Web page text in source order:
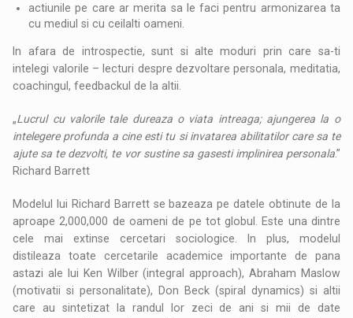
actiunile pe care ar merita sa le faci pentru armonizarea ta
cu mediul si cu ceilalti oameni.
In afara de introspectie, sunt si alte moduri prin care sa-ti
intelegi valorile – lecturi despre dezvoltare personala, meditatia,
coachingul, feedbackul de la altii.
„Lucrul cu valorile tale dureaza o viata intreaga; ajungerea la o
intelegere profunda a cine esti tu si invatarea abilitatilor care sa te
ajute sa te dezvolti, te vor sustine sa gasesti implinirea personala.”
Richard Barrett
Modelul lui Richard Barrett se bazeaza pe datele obtinute de la
aproape 2,000,000 de oameni de pe tot globul. Este una dintre
cele mai extinse cercetari sociologice. In plus, modelul
distileaza toate cercetarile academice importante de pana
astazi ale lui Ken Wilber (integral approach), Abraham Maslow
(motivatii si personalitate), Don Beck (spiral dynamics) si altii
care au sintetizat la randul lor zeci de ani si mii de date